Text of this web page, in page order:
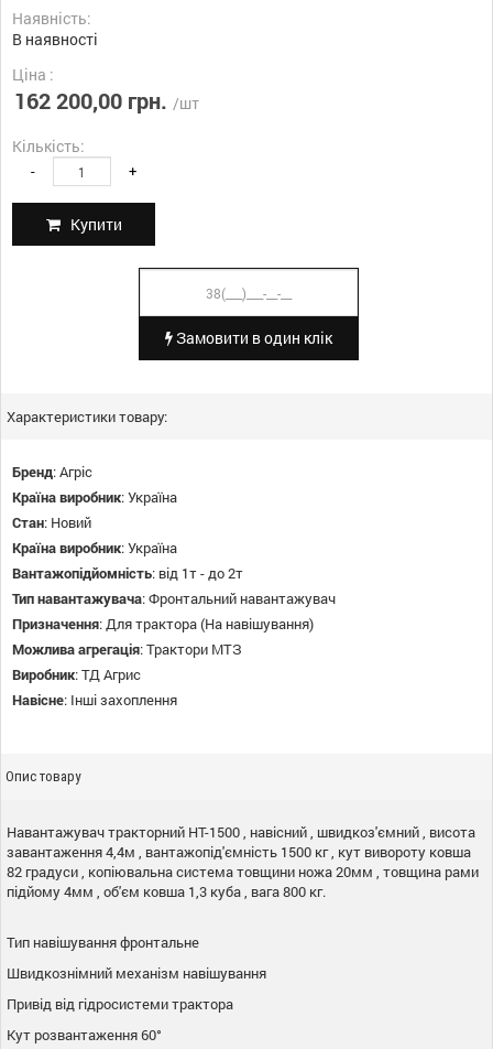
Наявність:
В наявності
Ціна :
162 200,00 грн. /шт
Кількість:
- +
Купити
Замовити в один клік
Характеристики товару:
Бренд:Агріс
Країна виробник:Україна
Стан: Новий
Країна виробник:Україна
Вантажопідйомність: від 1т - до 2т
Тип навантажувача:Фронтальний навантажувач
Призначення:Для трактора (На навішування)
Можлива агрегація:Трактори МТЗ
Виробник:ТД Агрис
Навісне: Інші захоплення
Опис товару
Навантажувач тракторний НТ-1500 , навісний , швидкоз'ємний , висота
завантаження 4,4м , вантажопід'ємність 1500 кг , кут вивороту ковша
82 градуси , копіювальна система товщини ножа 20мм , товщина рами
підйому 4мм , об'єм ковша 1,3 куба , вага 800 кг.
Тип навішування фронтальне
Швидкознімний механізм навішування
Привід від гідросистеми трактора
Кут розвантаження 60°